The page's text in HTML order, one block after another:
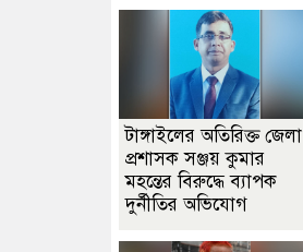
টাঙ্গাইলের অতিরিক্ত জেলা
প্রশাসক সঞ্জয় কুমার
মহন্তের বিরুদ্ধে ব্যাপক
দুর্নীতির অভিযোগ